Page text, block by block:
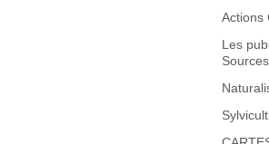
Actions
Les